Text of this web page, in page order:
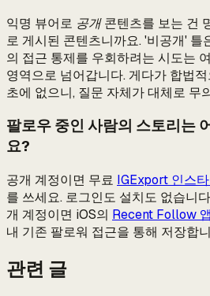
익명 뷰어로 공개콘텐츠를 보는 건
로 게시된 콘텐츠니까요. '비공개' 틀
의 접근 통제를 우회하려는 시도는
영역으로 넘어갑니다. 게다가 합법
초에 없으니, 질문 자체가 대체로 무
팔로우 중인 사람의 스토리는
요?
공개 계정이면 무료 IGExport 인스
를 쓰세요. 로그인도 설치도 없습니
개 계정이면 iOS의 Recent Follow 앱
내 기존 팔로워 접근을 통해 저장합
관련 글